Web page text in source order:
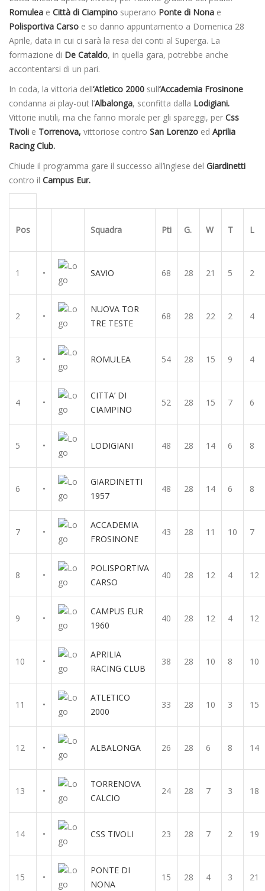
Romulea e Città di Ciampino superano Ponte di Nona e
Polisportiva Carso e so danno appuntamento a Domenica 28
Aprile, data in cui ci sarà la resa dei conti al Superga. La
formazione di De Cataldo, in quella gara, potrebbe anche
accontentarsi di un pari.
In coda, la vittoria dell‘Atletico 2000 sull‘Accademia Frosinone
condanna ai play-out l’Albalonga, sconfitta dalla Lodigiani.
Vittorie inutili, ma che fanno morale per gli spareggi, per Css
Tivoli e Torrenova, vittoriose contro San Lorenzo ed Aprilia
Racing Club.
Chiude il programma gare il successo all’inglese del Giardinetti
contro il Campus Eur.
Pos Squadra Pti G. W T L
1 • SAVIO 68 28 21 5 2
2 •
NUOVA TOR
TRE TESTE
68 28 22 2 4
3 • ROMULEA 54 28 15 9 4
4 •
CITTA’ DI
CIAMPINO
52 28 15 7 6
5 • LODIGIANI 48 28 14 6 8
6 •
GIARDINETTI
1957
48 28 14 6 8
7 •
ACCADEMIA
FROSINONE
43 28 11 10 7
8 •
POLISPORTIVA
CARSO
40 28 12 4 12
9 •
CAMPUS EUR
1960
40 28 12 4 12
10 •
APRILIA
RACING CLUB
38 28 10 8 10
11 •
ATLETICO
2000
33 28 10 3 15
12 • ALBALONGA 26 28 6 8 14
13 •
TORRENOVA
CALCIO
24 28 7 3 18
14 • CSS TIVOLI 23 28 7 2 19
15 •
PONTE DI
NONA
15 28 4 3 21